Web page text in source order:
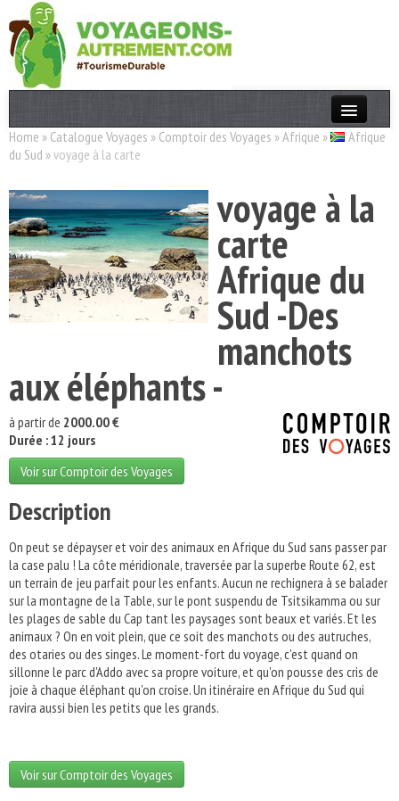
Actualités
Destinations
Acteurs
Thèmes
Home » Catalogue Voyages » Comptoir des Voyages »Afrique »
Afrique
du Sud »voyage à la carte
voyage à la
carte
Afrique du
Sud -Des
manchots
aux éléphants -
à partir de 2000.00 €
Durée : 12 jours
Voir sur Comptoir des Voyages
Description
On peut se dépayser et voir des animaux en Afrique du Sud sans passer par
la case palu ! La côte méridionale, traversée par la superbe Route 62, est
un terrain de jeu parfait pour les enfants. Aucun ne rechignera à se balader
sur la montagne de la Table, sur le pont suspendu de Tsitsikamma ou sur
les plages de sable du Cap tant les paysages sont beaux et variés. Et les
animaux ? On en voit plein, que ce soit des manchots ou des autruches,
des otaries ou des singes. Le moment-fort du voyage, c'est quand on
sillonne le parc d'Addo avec sa propre voiture, et qu'on pousse des cris de
joie à chaque éléphant qu'on croise. Un itinéraire en Afrique du Sud qui
ravira aussi bien les petits que les grands.
Voir sur Comptoir des Voyages